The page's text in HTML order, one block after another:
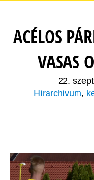
ACÉLOS
VASAS
22.
Hírarchívum,